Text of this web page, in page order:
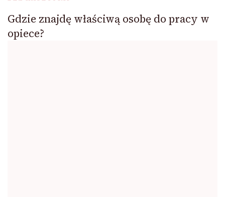
Gdzie znajdę właściwą osobę do pracy w
opiece?